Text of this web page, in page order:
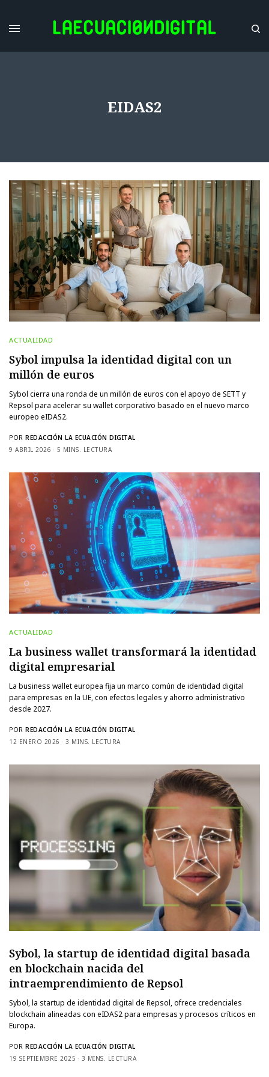
EIDAS2
ACTUALIDAD
Sybol impulsa la identidad digital con un
millón de euros
Sybol cierra una ronda de un millón de euros con el apoyo de SETT y
Repsol para acelerar su wallet corporativo basado en el nuevo marco
europeo eIDAS2.
POR REDACCIÓN LA ECUACIÓN DIGITAL
9 ABRIL 2026
5 MINS. LECTURA
ACTUALIDAD
La business wallet transformará la identidad
digital empresarial
La business wallet europea fija un marco común de identidad digital
para empresas en la UE, con efectos legales y ahorro administrativo
desde 2027.
POR REDACCIÓN LA ECUACIÓN DIGITAL
12 ENERO 2026
3 MINS. LECTURA
Sybol, la startup de identidad digital basada
en blockchain nacida del
intraemprendimiento de Repsol
Sybol, la startup de identidad digital de Repsol, ofrece credenciales
blockchain alineadas con eIDAS2 para empresas y procesos críticos en
Europa.
POR REDACCIÓN LA ECUACIÓN DIGITAL
19 SEPTIEMBRE 2025
3 MINS. LECTURA